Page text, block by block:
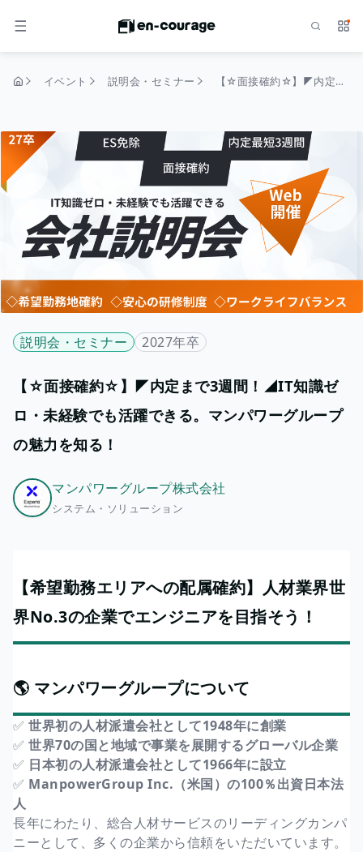
メニュー サ
イベント 説明会・セミナー 【☆面接確約☆】◤内定まで3週間！◢IT知識ゼロ・未経験でも活躍できる。マンパワーグループの魅力を知る！
説明会・セミナー 2027年卒
【☆面接確約☆】◤内定まで3週間！◢IT知識ゼ
ロ・未経験でも活躍できる。マンパワーグループ
の魅力を知る！
マンパワーグループ株式会社
システム・ソリューション
【希望勤務エリアへの配属確約】人材業界世
界No.3の企業でエンジニアを目指そう！
🌎 マンパワーグループについて
✅ 世界初の人材派遣会社として1948年に創業
✅ 世界70の国と地域で事業を展開するグローバル企業
✅ 日本初の人材派遣会社として1966年に設立
✅ ManpowerGroup Inc.（米国）の100％出資日本法
人
長年にわたり、総合人材サービスのリーディングカンパ
ニーとして、多くの企業から信頼をいただいています。